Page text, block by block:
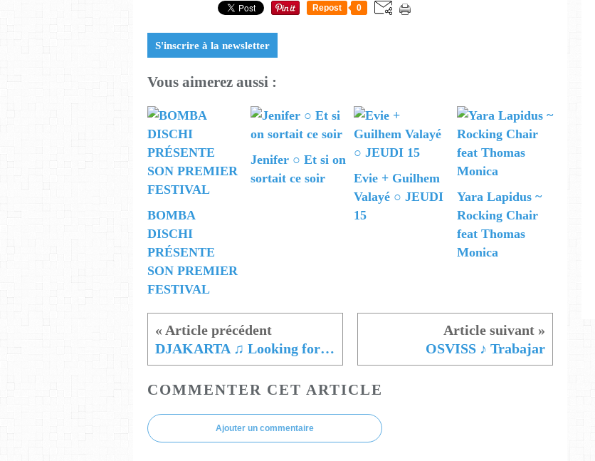
Repost 0
S'inscrire à la newsletter
Vous aimerez aussi :
BOMBA
DISCHI
PRÉSENTE
SON PREMIER
FESTIVAL
Jenifer ○ Et si on
sortait ce soir
Evie + Guilhem
Valayé ○ JEUDI
15
Yara Lapidus ~
Rocking Chair
feat Thomas
Monica
DJAKARTA ♫ Looking for attention (feat Keilimei) OSVISS ♪ Trabajar
COMMENTER CET ARTICLE
Ajouter un commentaire